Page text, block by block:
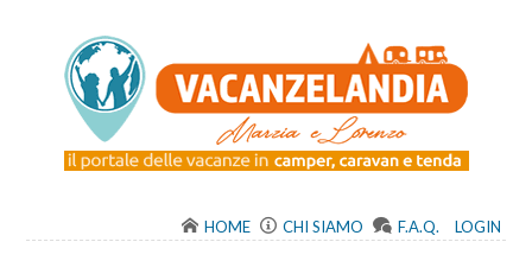
HOME CHI SIAMO F.A.Q. LOGIN